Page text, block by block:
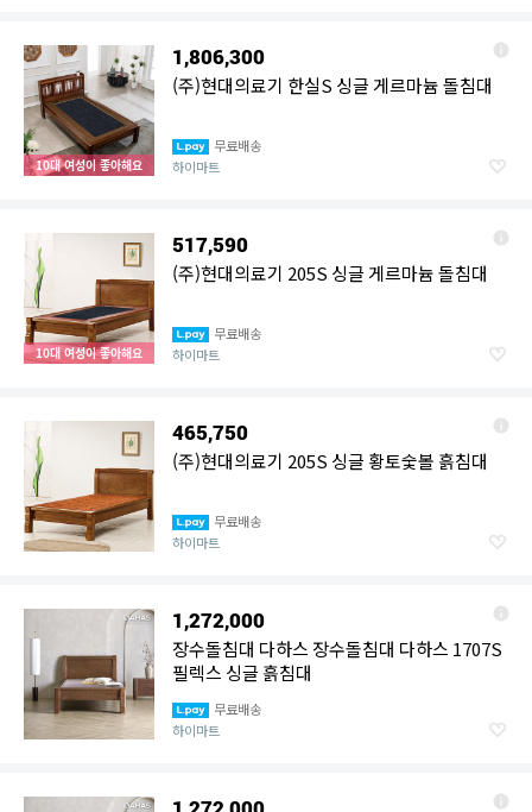
10대 여성이 좋아해요
1,806,300
(주)현대의료기 한실S 싱글 게르마늄 돌침대
무료배송
하이마트
10대 여성이 좋아해요
517,590
(주)현대의료기 205S 싱글 게르마늄 돌침대
무료배송
하이마트
465,750
(주)현대의료기 205S 싱글 황토숯볼 흙침대
무료배송
하이마트
1,272,000
장수돌침대 다하스 장수돌침대 다하스 1707S
필렉스 싱글 흙침대
무료배송
하이마트